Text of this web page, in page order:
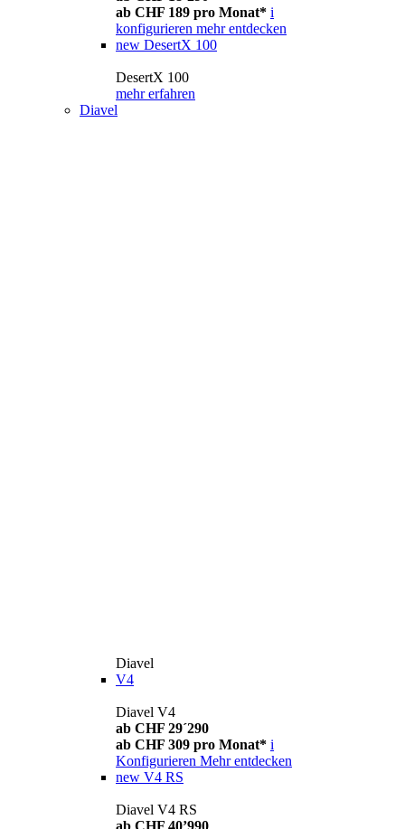
ab CHF 189 pro Monat* i
konfigurieren mehr entdecken
new DesertX 100
DesertX 100
mehr erfahren
Diavel
Diavel
V4
Diavel V4
ab CHF 29´290
ab CHF 309 pro Monat* i
Konfigurieren Mehr entdecken
new V4 RS
Diavel V4 RS
ab CHF 40’990